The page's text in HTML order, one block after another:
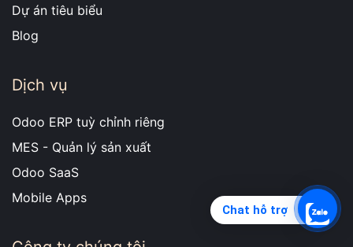
Dự án tiêu biểu
Blog
Dịch vụ
Odoo ERP tuỳ chỉnh riêng
MES - Quản lý sản xuất
Odoo SaaS
Mobile Apps
Chat hỗ trợ